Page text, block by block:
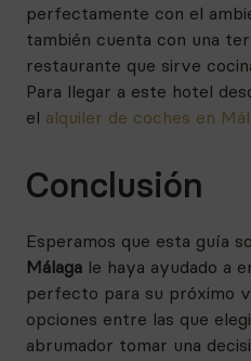
perfectamente con el
también cuenta con una
restaurante que sirve
Para llegar a este hotel
el alquiler de coches en
Conclusión
Esperamos que esta guía
Málaga le haya ayudado a
perfecto para su próximo
opciones entre las que
abrumador tomar una